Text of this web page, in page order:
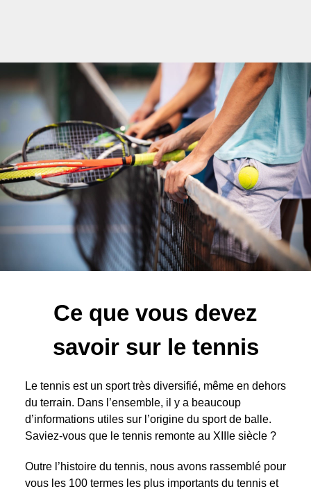
Ce que vous devez
savoir sur le tennis
Le tennis est un sport très diversifié, même en dehors
du terrain. Dans l’ensemble, il y a beaucoup
d’informations utiles sur l’origine du sport de balle.
Saviez-vous que le tennis remonte au XIIIe siècle ?
Outre l’histoire du tennis, nous avons rassemblé pour
vous les 100 termes les plus importants du tennis et